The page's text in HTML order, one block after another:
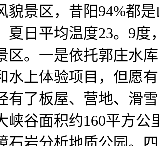
貌景区，昔阳94%都
夏日平均温度23。9
区。一是依托郭庄水
水上体验项目，但愿
有了板屋、营地、滑
峡谷面积约160平方
石岩分析地质公园。